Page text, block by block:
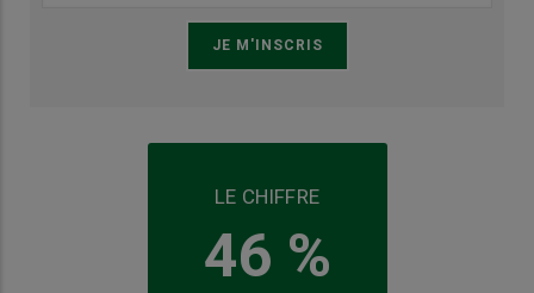
LE CHIFFRE
46 %